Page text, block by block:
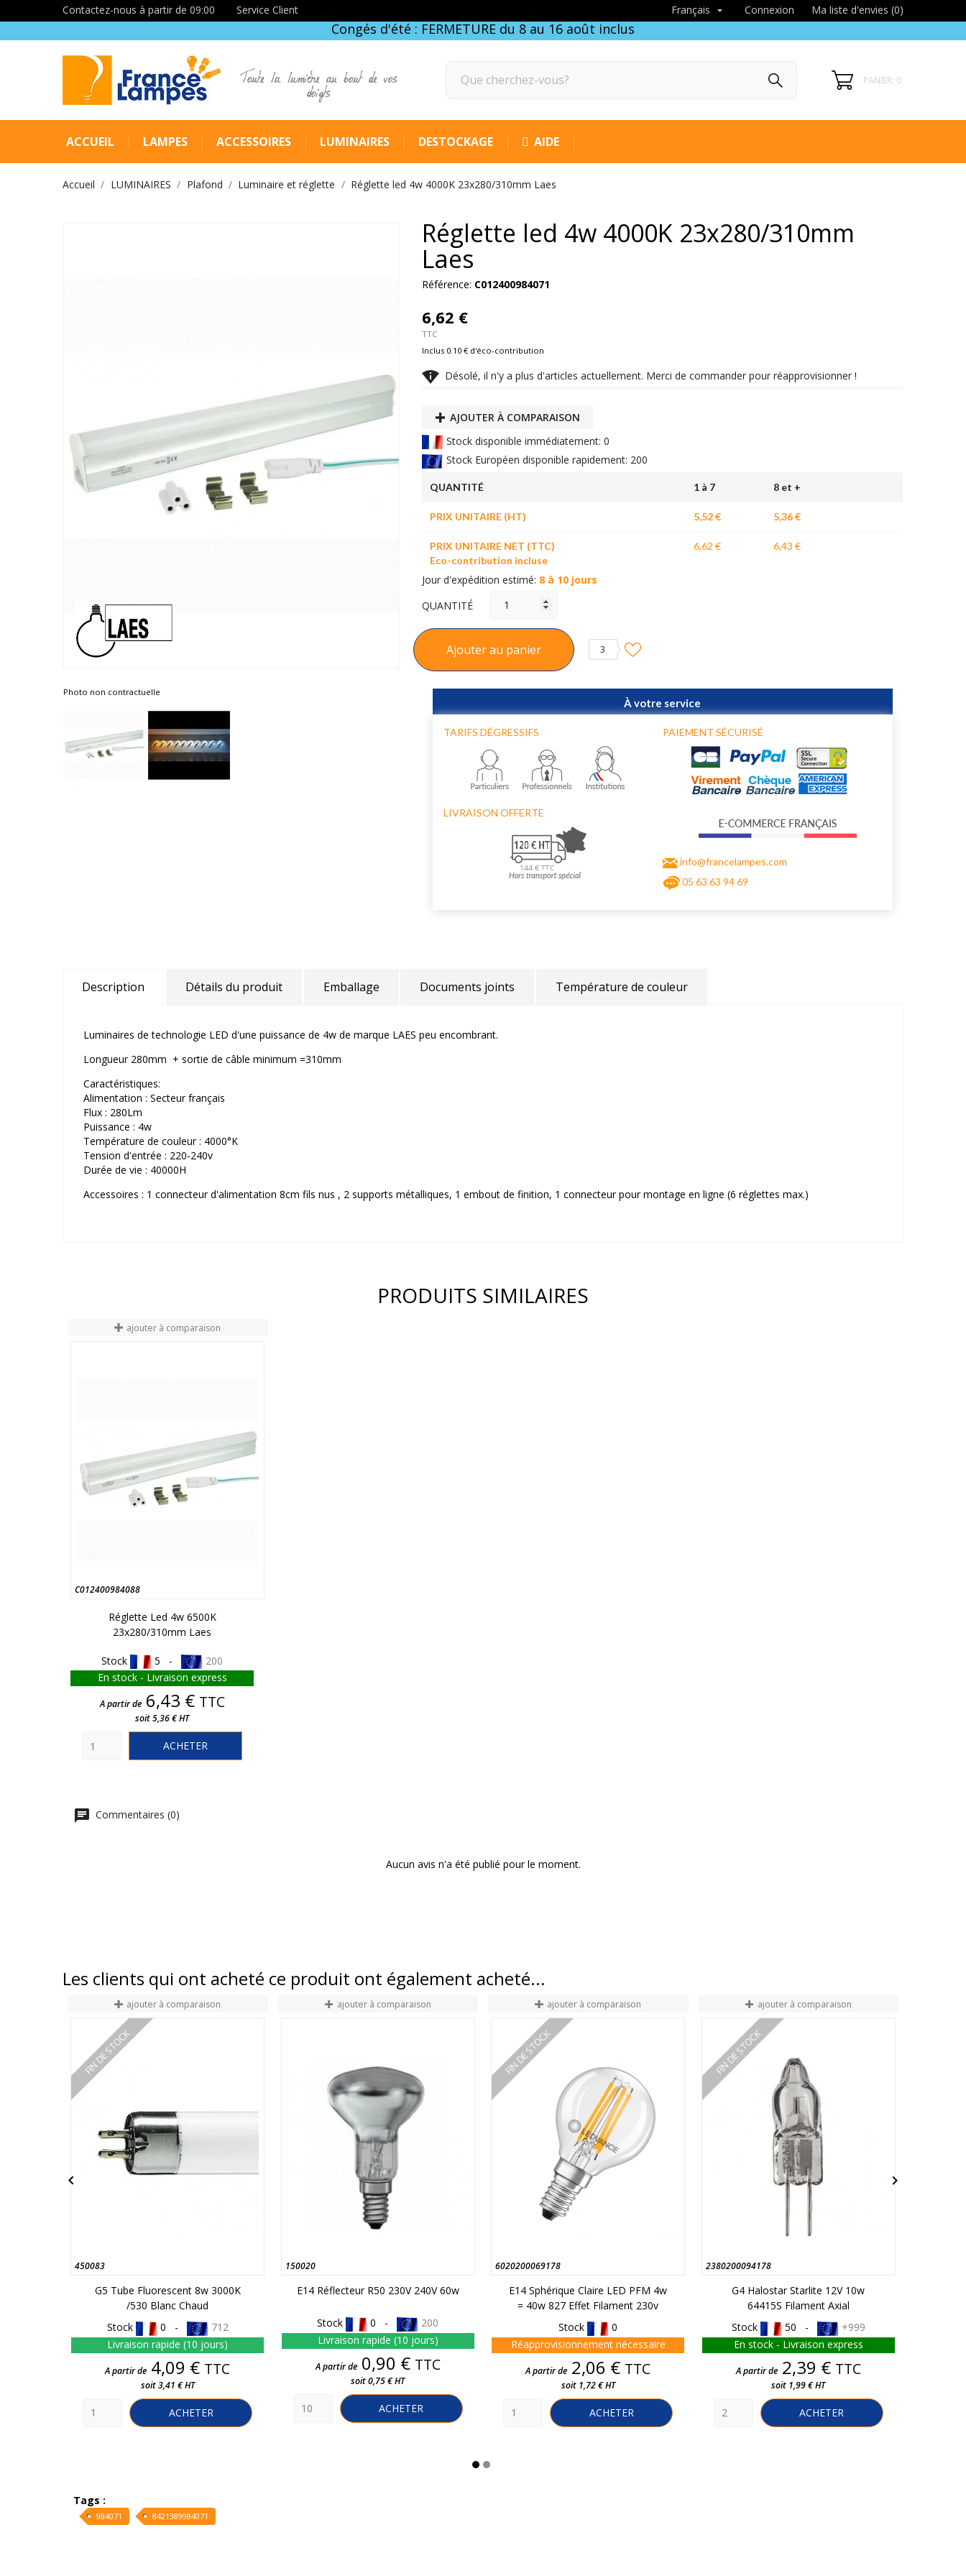
Contactez-nous à partir de 09:00 Service Client Français  Connexion Ma liste d'envies (0)
Congés d'été : FERMETURE du 8 au 16 août inclus
Toute la lumière au bout de vos
doigts PANIER: 0
ACCUEIL LAMPES ACCESSOIRES LUMINAIRES DESTOCKAGE AIDE
Accueil LUMINAIRES Plafond Luminaire et réglette Réglette led 4w 4000K 23x280/310mm Laes
Photo non contractuelle
Réglette led 4w 4000K 23x280/310mm
Laes
Référence: C012400984071
6,62 €
TTC
Inclus 0.10 € d'éco-contribution
 Désolé, il n'y a plus d'articles actuellement. Merci de commander pour réapprovisionner !
AJOUTER À COMPARAISON
Stock disponible immédiatement: 0
Stock Européen disponible rapidement: 200
QUANTITÉ 1 à 7 8 et +
PRIX UNITAIRE (HT) 5,52 € 5,36 €
PRIX UNITAIRE NET (TTC)
Eco-contribution incluse
6,62 € 6,43 €
Jour d'expédition estimé: 8 à 10 jours
QUANTITÉ
Ajouter au panier 3
À votre service
TARIFS DÉGRESSIFS
LIVRAISON OFFERTE
PAIEMENT SÉCURISÉ
info@francelampes.com
05 63 63 94 69
Description Détails du produit Emballage Documents joints Température de couleur
Luminaires de technologie LED d'une puissance de 4w de marque LAES peu encombrant.
Longueur 280mm + sortie de câble minimum =310mm
Caractéristiques:
Alimentation : Secteur français
Flux : 280Lm
Puissance : 4w
Température de couleur : 4000°K
Tension d'entrée : 220-240v
Durée de vie : 40000H
Accessoires : 1 connecteur d'alimentation 8cm fils nus , 2 supports métalliques, 1 embout de finition, 1 connecteur pour montage en ligne (6 réglettes max.)
PRODUITS SIMILAIRES
ajouter à comparaison
C012400984088
Réglette Led 4w 6500K
23x280/310mm Laes
Stock 5 -
200
En stock - Livraison express
Prix
A partir de 6,43 € TTC
soit 5,36 € HT
ACHETER
Commentaires (0)
Aucun avis n'a été publié pour le moment.
Les clients qui ont acheté ce produit ont également acheté...
ajouter à comparaison
450083
FIN DE STOCK
G5 Tube Fluorescent 8w 3000K
/530 Blanc Chaud
Stock
0 -
712
Livraison rapide (10 jours)
Prix
A partir de 4,09 € TTC
soit 3,41 € HT
ACHETER
ajouter à comparaison
150020
E14 Réflecteur R50 230V 240V 60w
Stock 0 -
200
Livraison rapide (10 jours)
Prix
A partir de 0,90 € TTC
soit 0,75 € HT
ACHETER
ajouter à comparaison
6020200069178
FIN DE STOCK
E14 Sphérique Claire LED PFM 4w
= 40w 827 Effet Filament 230v
Stock
0
Réapprovisionnement nécessaire
Prix
A partir de 2,06 € TTC
soit 1,72 € HT
ACHETER
ajouter à comparaison
2380200094178
FIN DE STOCK
G4 Halostar Starlite 12V 10w
64415S Filament Axial
Stock
50 -
+999
En stock - Livraison express
Prix
A partir de 2,39 € TTC
soit 1,99 € HT
ACHETER
 
Tags :
984071 8421389984071